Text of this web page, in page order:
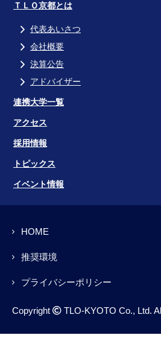
ＴＬＯ京都とは
代表あいさつ
会社概要
決算公告
アドバイザー
連携大学一覧
アクセス
採用情報
トピックス
イベント情報
HOME
推奨環境
プライバシーポリシー
Copyright TLO-KYOTO Co., Ltd.